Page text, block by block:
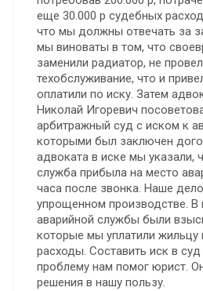
еще 30.000 р судебных
что мы должны отвечать за
мы виноваты в том, что
заменили радиатор, не
техобслуживание, что и
оплатили по иску. Затем
Николай Игоревич
арбитражный суд с иском к
которыми был заключен
адвоката в иске мы указали,
служба прибыла на место
часа после звонка. Наше
упрощенном производстве. В
аварийной службы были
которые мы уплатили жильцу
расходы. Составить иск в
проблему нам помог юрист.
решения в нашу пользу.